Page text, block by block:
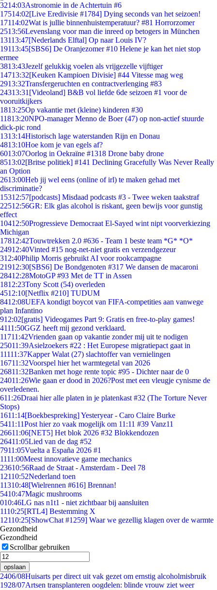
3214:03Astronomie in de Achtertuin #6
17514:02[Live Eredivisie #1784] Dying seconds van het seizoen!
17114:02Wat is jullie binnenhuistemperatuur? #81 Horrorzomer
2513:56Levenslang voor man die inreed op betogers in München
13113:47[Nederlands Elftal] Op naar Louis IV?
19113:45[SBS6] De Oranjezomer #10 Helene je kan het niet stop
ermee
3813:43Jezelf gelukkig voelen als vrijgezelle vijftiger
14713:32[Keuken Kampioen Divisie] #44 Vitesse mag weg
2913:32Transfergeruchten en contractverlenging #83
24313:31 [Videoland] B&B vol liefde 6de seizoen #1 voor de
vooruitkijkers
1813:25Op vakantie met (kleine) kinderen #30
11813:20NPO-manager Menno de Boer (47) op non-actief stuurde
dick-pic rond
1313:14Historisch lage waterstanden Rijn en Donau
4813:10Hoe kom je van egels af?
6013:07Oorlog in Oekraïne #1318 Drone baby drone
8513:02[Britse politiek] #141 Declining Gracefully Was Never Really
an Option
2613:00Heb jij wel eens (online of irl) te maken gehad met
discriminatie?
15312:57[podcasts] Misdaad podcasts #3 - Twee weken taakstraf
22512:56GR: Elk glas alcohol is riskant, geen bewijs voor gunstig
effect
10412:50Progressieve Democraat El-Sayed wint nipt voorverkiezing
Michigan
17812:42Touwtrekken 2.0 #636 - Team 1 beste team *G* *O*
24912:40Vinted #15 nog-net-niet gratis en verzendgezeur
312:40Philip Morris gebruikt AI voor rookcampagne
21912:30[SBS6] De Bondgenoten #317 We dansen de macaroni
28412:28MotoGP #93 Met de TT in Assen
1812:23Tony Scott (54) overleden
4512:10[Netflix #210] TUDUM
8412:08UEFA kondigt boycot van FIFA-competities aan vanwege
plan Infantino
912:02[gratis] Videogames Part 9: Gratis en free-to-play games!
4111:50GGZ heeft mij gezond verklaard.
11711:42Vrienden gaan op vakantie zonder mij uit te nodigen
25011:39Asielzoekers #22 : Het Europese migratiepact gaat in
11111:37Kapper Walat (27) slachtoffer van vernielingen
16711:32Voorspel hier het warmtegetal van 2026
26811:32Banken met hoge rente topic #95 - Dichter naar de 0
24011:26Wie gaan er dood in 2026?Post met een vleugje cynisme de
overledenen.
611:26Draai hier alle platen in je platenkast #32 (The Torture Never
Stops)
1611:14[Boekbespreking] Yesteryear - Caro Claire Burke
5411:11Post hier zo vaak mogelijk om 11:11 #39 Vanz11
26611:06[NET5] Het blok 2026 #32 Blokkendozen
26411:05Lied van de dag #52
7911:05Vuelta a España 2026 #1
1111:00Meest innovatieve game mechanics
23610:56Raad de Straat - Amsterdam - Deel 78
12110:52Nederland toen
11310:48[Wielrennen #616] Brennan!
5410:47Magic mushrooms
010:46LG nas n1t1 - niet zichtbaar bij aansluiten
1110:25[RTL4] Bestemming X
12110:25[ShowChat #1259] Waar we gezellig klagen over de warmte
Gezondheid
Gezondheid
Scrollbar gebruiken
opslaan
2406/08Huisarts per direct uit vak gezet om ernstig alcoholmisbruik
1928/07Artsen transplanteren oogdelen: blinde vrouw ziet weer